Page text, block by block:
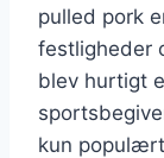
pulled pork
festligheder
blev hurtigt
kun